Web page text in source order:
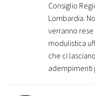
Consiglio
Lombardia.
verranno
modulistica
che ci
adempimenti